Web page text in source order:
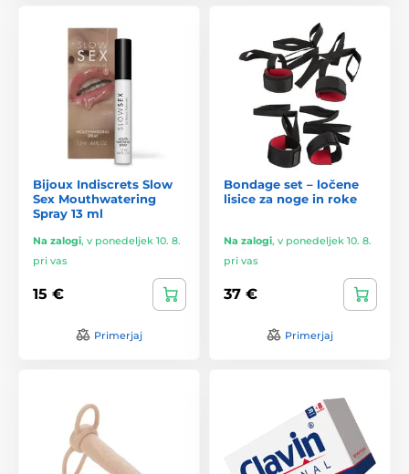
Bijoux Indiscrets Slow
Sex Mouthwatering
Spray 13 ml
Na zalogi, v ponedeljek 10. 8.
pri vas
15 €
Primerjaj
Bondage set – ločene
lisice za noge in roke
Na zalogi, v ponedeljek 10. 8.
pri vas
37 €
Primerjaj